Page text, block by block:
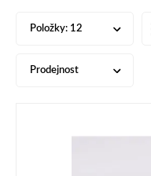
Položky: 12
Prodejnost